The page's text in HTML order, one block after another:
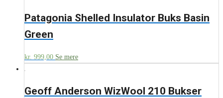
Patagonia Shelled Insulator Buks Basin
Green
kr. 999,00 Se mere
Geoff Anderson WizWool 210 Bukser